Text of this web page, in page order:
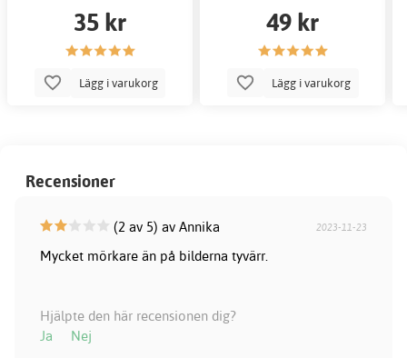
35 kr
Lägg i varukorg
49 kr
Lägg i varukorg
Recensioner
(2 av 5) av Annika 2023-11-23
Mycket mörkare än på bilderna tyvärr.
Hjälpte den här recensionen dig?
Ja
Nej